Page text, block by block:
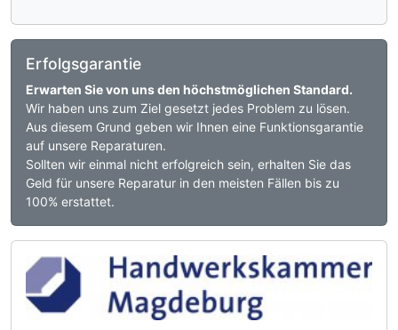
Erfolgsgarantie
Erwarten Sie von uns den höchstmöglichen Standard.
Wir haben uns zum Ziel gesetzt jedes Problem zu lösen.
Aus diesem Grund geben wir Ihnen eine Funktionsgarantie
auf unsere Reparaturen.
Sollten wir einmal nicht erfolgreich sein, erhalten Sie das
Geld für unsere Reparatur in den meisten Fällen bis zu
100% erstattet.